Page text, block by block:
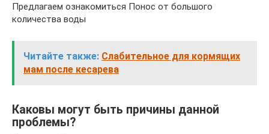
Предлагаем ознакомиться Понос от большого
количества воды
Читайте также: Слабительное для кормящих
мам после кесарева
Каковы могут быть причины данной
проблемы?